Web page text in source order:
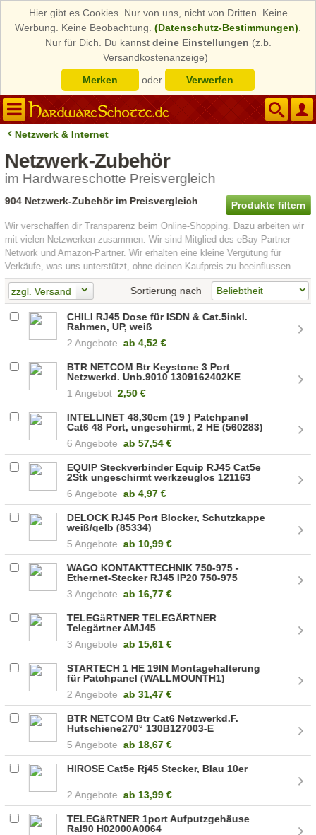
Hier gibt es Cookies. Nur von uns, nicht von Dritten. Keine
Werbung. Keine Beobachtung. (Datenschutz-Bestimmungen)
Nur für Dich. Du kannst deine Einstellungen (z.b.
Versandkostenanzeige)
Merken
oder Verwerfen
Netzwerk & Internet
Netzwerk-Zubehör
im Hardwareschotte Preisvergleich
Produkte filtern
904 Netzwerk-Zubehör im Preisvergleich
Wir verschaffen dir Transparenz beim Online-Shopping. Dazu arbeiten wir
mit vielen Netzwerken zusammen. Wir sind Mitglied des eBay Partner
Network und Amazon-Partner. Wir erhalten eine kleine Vergütung für
Verkäufe, was uns unterstützt, ohne deinen Kaufpreis zu beeinflussen.
zzgl. Versand Sortierung nach
CHILI RJ45 Dose für ISDN & Cat.5inkl.
Rahmen, UP, weiß
2 Angebote ab4,52 €
BTR NETCOM Btr Keystone 3 Port
Netzwerkd. Unb.9010 1309162402KE
1 Angebot 2,50 €
INTELLINET 48,30cm (19 ) Patchpanel
Cat6 48 Port, ungeschirmt, 2 HE (560283)
6 Angebote ab 57,54 €
EQUIP Steckverbinder Equip RJ45 Cat5e
2Stk ungeschirmt werkzeuglos 121163
6 Angebote ab4,97 €
DELOCK RJ45 Port Blocker, Schutzkappe
weiß/gelb (85334)
5 Angebote ab 10,99 €
WAGO KONTAKTTECHNIK 750-975 -
Ethernet-Stecker RJ45 IP20 750-975
3 Angebote ab 16,77 €
TELEGäRTNER TELEGÄRTNER
Telegärtner AMJ45
J00020A0388
3 Angebote ab 15,61 €
STARTECH 1 HE 19IN Montagehalterung
für Patchpanel (WALLMOUNTH1)
2 Angebote ab 31,47 €
BTR NETCOM Btr Cat6 Netzwerkd.F.
Hutschiene270° 130B127003-E
5 Angebote ab 18,67 €
HIROSE Cat5e Rj45 Stecker, Blau 10er
2 Angebote ab 13,99 €
TELEGäRTNER 1port Aufputzgehäuse
Ral90 H02000A0064